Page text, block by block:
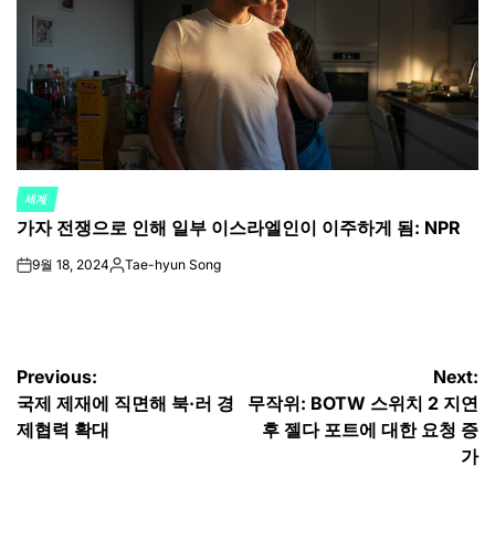
POSTED
IN
세계
가자 전쟁으로 인해 일부 이스라엘인이 이주하게 됨: NPR
on9월 18, 2024Posted
Tae-hyun Song
글
탐
Previous:
국제 제재에 직면해 북·러 경
제협력 확대
Next:
무작위: BOTW 스위치 2 지연
후 젤다 포트에 대한 요청 증
가